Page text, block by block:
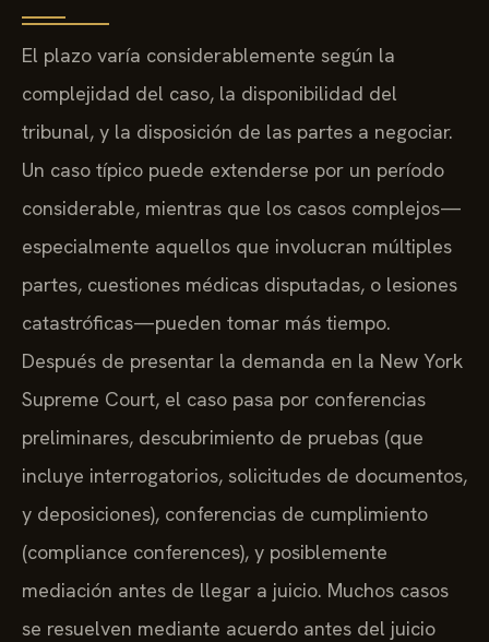
El plazo varía considerablemente según la
complejidad del caso, la disponibilidad del
tribunal, y la disposición de las partes a negociar.
Un caso típico puede extenderse por un período
considerable, mientras que los casos complejos—
especialmente aquellos que involucran múltiples
partes, cuestiones médicas disputadas, o lesiones
catastróficas—pueden tomar más tiempo.
Después de presentar la demanda en la New York
Supreme Court, el caso pasa por conferencias
preliminares, descubrimiento de pruebas (que
incluye interrogatorios, solicitudes de documentos,
y deposiciones), conferencias de cumplimiento
(compliance conferences), y posiblemente
mediación antes de llegar a juicio. Muchos casos
se resuelven mediante acuerdo antes del juicio